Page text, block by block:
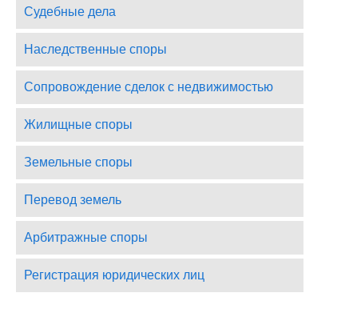
Судебные дела
Наследственные споры
Сопровождение сделок с недвижимостью
Жилищные споры
Земельные споры
Перевод земель
Арбитражные споры
Регистрация юридических лиц